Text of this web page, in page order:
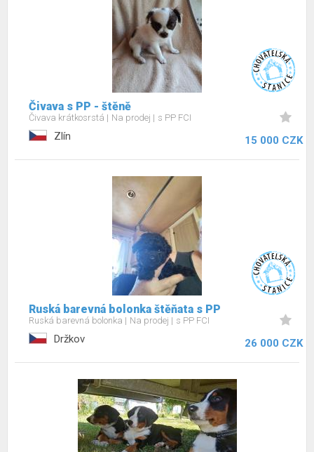
Čivava s PP - štěně
Čivava krátkosrstá Na prodej s PP FCI
Zlín 15 000 CZK
Ruská barevná bolonka štěňata s PP
Ruská barevná bolonka Na prodej s PP FCI
Držkov 26 000 CZK